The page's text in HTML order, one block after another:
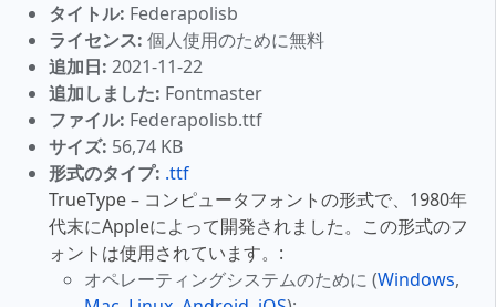
タイトル: Federapolisb
ライセンス: 個人使用のために無料
追加日: 2021-11-22
追加しました: Fontmaster
ファイル: Federapolisb.ttf
サイズ: 56,74 KB
形式のタイプ: .ttf
TrueType – コンピュータフォントの形式で、1980年
代末にAppleによって開発されました。この形式のフ
ォントは使用されています。:
オペレーティングシステムのために (Windows,